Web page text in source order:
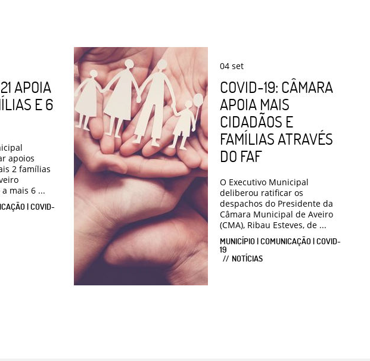
APOIA
E 6
apoios
2 famílias
mais 6 ...
| COVID-
04 set
COVID-19: CÂMARA
APOIA MAIS
CIDADÃOS E
FAMÍLIAS ATRAVÉS
DO FAF
O Executivo Municipal
deliberou ratificar os
despachos do Presidente da
Câmara Municipal de Aveiro
(CMA), Ribau Esteves, de ...
MUNICÍPIO | COMUNICAÇÃO | COVID-
19
NOTÍCIAS